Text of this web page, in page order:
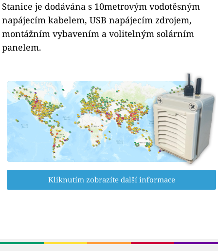
Stanice je dodávána s 10metrovým vodotěsným
napájecím kabelem, USB napájecím zdrojem,
montážním vybavením a volitelným solárním
panelem.
Kliknutím zobrazíte další informace